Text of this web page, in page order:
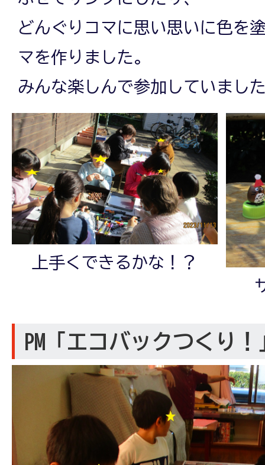
どんぐりコマに思い思いに色を
マを作りました。
みんな楽しんで参加していまし
上手くできるかな！？
PM「エコバックつくり！